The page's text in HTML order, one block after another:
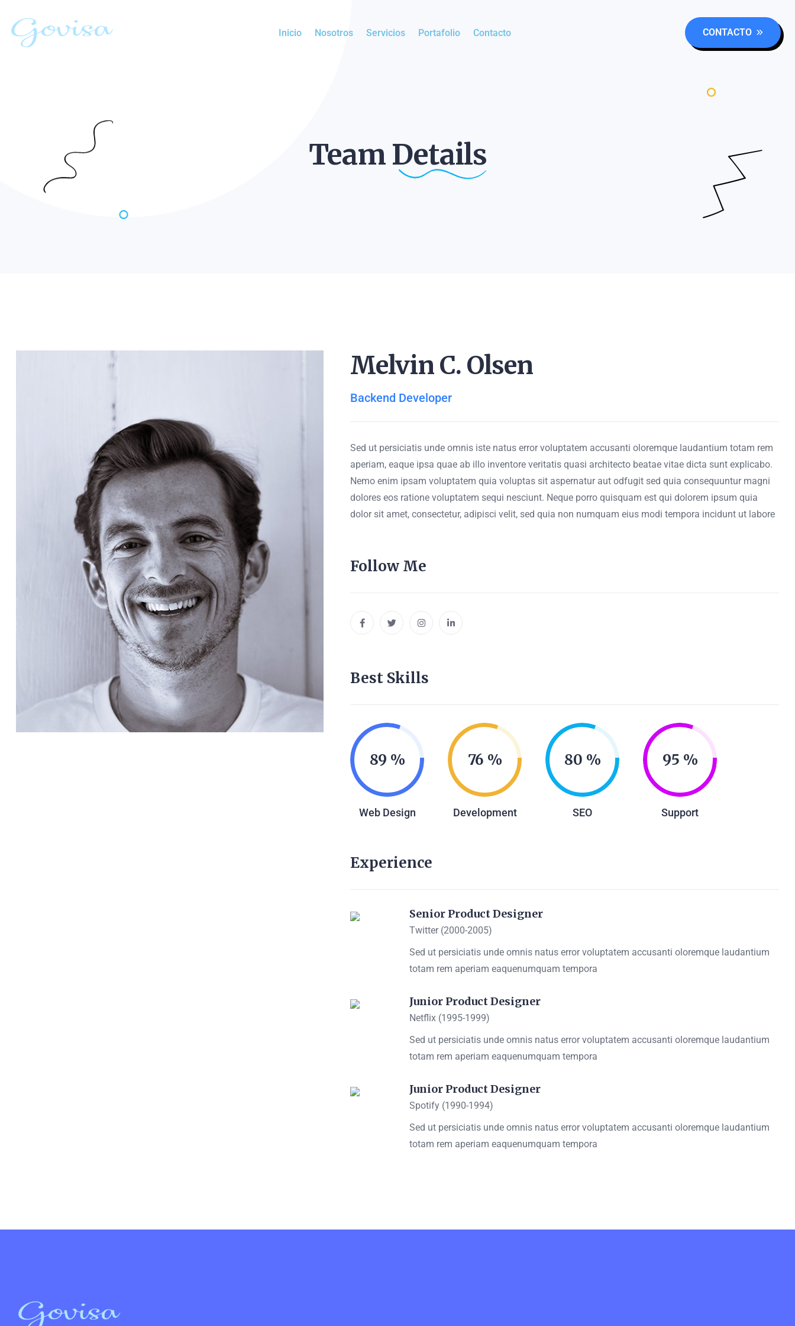
Inicio Nosotros Servicios Portafolio Contacto CONTACTO
Team Details
Melvin C. Olsen
Backend Developer
Sed ut persiciatis unde omnis iste natus error voluptatem accusanti oloremque laudantium totam rem
aperiam, eaque ipsa quae ab illo inventore veritatis quasi architecto beatae vitae dicta sunt explicabo.
Nemo enim ipsam voluptatem quia voluptas sit aspernatur aut odfugit sed quia consequuntur magni
dolores eos ratione voluptatem sequi nesciunt. Neque porro quisquam est qui dolorem ipsum quia
dolor sit amet, consectetur, adipisci velit, sed quia non numquam eius modi tempora incidunt ut labore
Follow Me
Best Skills
89
Web Design
76
Development
80
SEO
95
Support
Experience
Senior Product Designer
Twitter (2000-2005)
Sed ut persiciatis unde omnis natus error voluptatem accusanti oloremque laudantium
totam rem aperiam eaquenumquam tempora
Junior Product Designer
Netflix (1995-1999)
Sed ut persiciatis unde omnis natus error voluptatem accusanti oloremque laudantium
totam rem aperiam eaquenumquam tempora
Junior Product Designer
Spotify (1990-1994)
Sed ut persiciatis unde omnis natus error voluptatem accusanti oloremque laudantium
totam rem aperiam eaquenumquam tempora